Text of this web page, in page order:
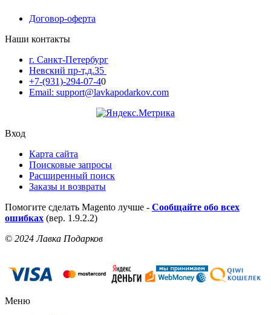
Договор-оферта
Наши контакты
г. Санкт-Петербург
Невский пр-т,д.35
+7-(931)-294-07-40
Email: support@lavkapodarkov.com
Вход
Карта сайта
Поисковые запросы
Расширенный поиск
Заказы и возвраты
Помогите сделать Magento лучше - Сообщайте обо всех
ошибках (вер. 1.9.2.2)
© 2024 Лавка Подарков
Меню